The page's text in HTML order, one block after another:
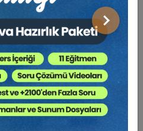
Sonraki
Sadece 5490 TL / Yıllık